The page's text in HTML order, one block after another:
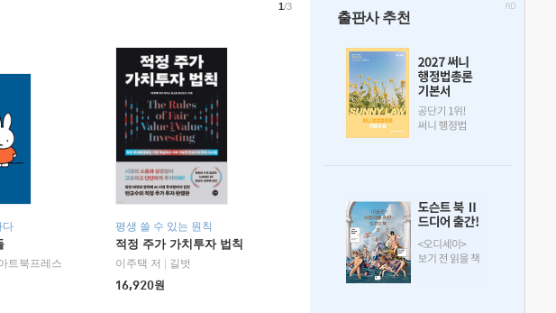
다
트북프레스
평생 쓸 수 있는 원칙
적정 주가 가치투자 법칙
이주택 저
길벗
16,920원
1/3
출판사 추천